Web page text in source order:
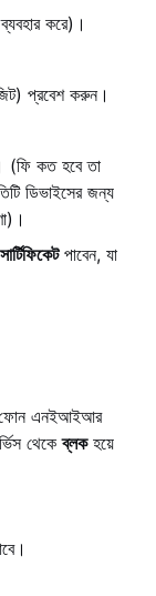
করে)।
প্রবেশ করুন।
(ফি কত হবে তা
ডিভাইসের জন্য
পাবেন, যা
ফোন এনইআইআর
থেকেব্লকহয়ে